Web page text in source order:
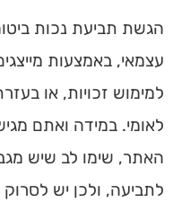
הגשת תביעת נכות
עצמאי, באמצעות
למימוש זכויות, או
לאומי. במידה ואתם
האתר, שימו לב שיש
לתביעה, ולכן יש